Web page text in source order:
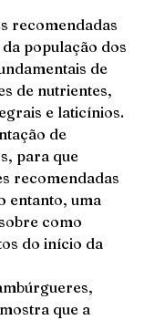
recomendadas
população dos
de
de nutrientes,
e laticínios.
de
para que
recomendadas
entanto, uma
como
do início da
que a